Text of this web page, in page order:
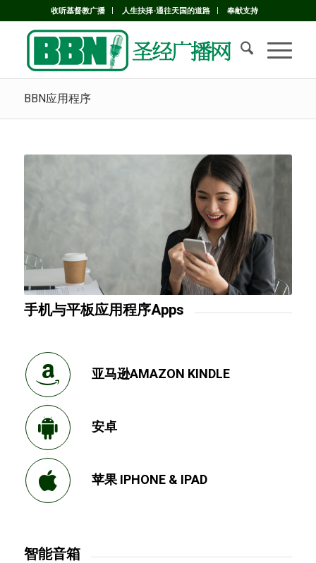
收听基督教广播 人生抉择-通往天国的道路 奉献支持
BBN应用程序
手机与平板应用程序Apps
亚马逊AMAZON KINDLE
安卓
苹果 IPHONE & IPAD
智能音箱